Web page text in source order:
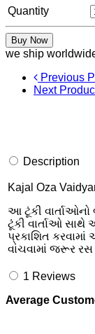
Quantity
Buy Now
we ship
Previous
Next
Description
Kajal Oza
આ ટૂંકી
ટૂંકી વાર્તાઓ સાથે
પ્રકાશિત
વાંચવામાં જરૂર
1 Reviews
Average